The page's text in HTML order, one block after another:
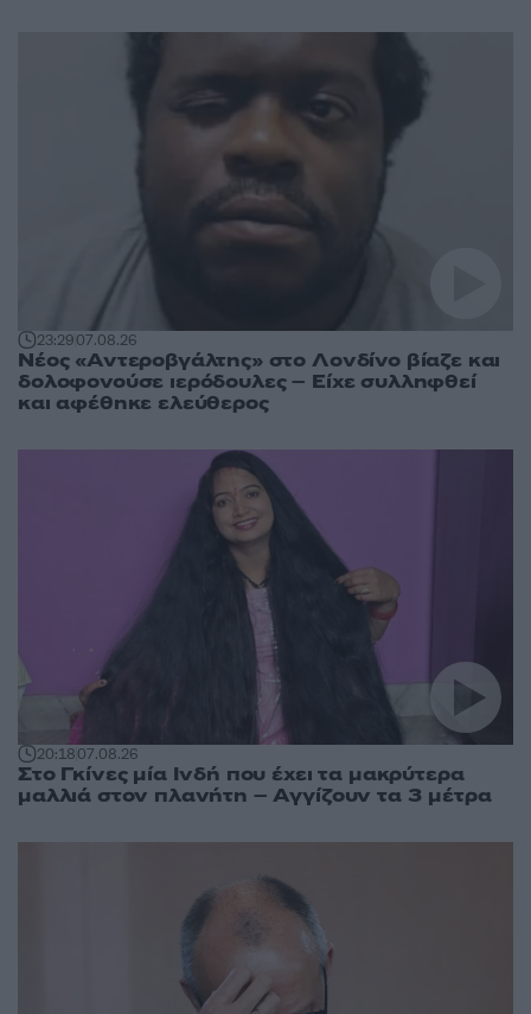
23:2907.08.26
Νέος «Αντεροβγάλτης» στο Λονδίνο βίαζε και
δολοφονούσε ιερόδουλες – Είχε συλληφθεί
και αφέθηκε ελεύθερος
20:1807.08.26
Στο Γκίνες μία Ινδή που έχει τα μακρύτερα
μαλλιά στον πλανήτη – Αγγίζουν τα 3 μέτρα